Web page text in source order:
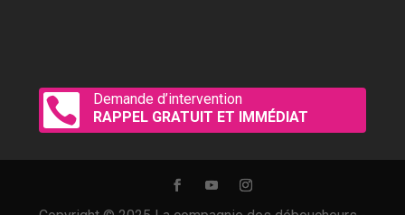

Demande d’intervention
RAPPEL GRATUIT ET IMMÉDIAT